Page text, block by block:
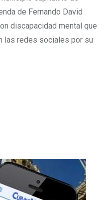
de Fernando David
discapacidad mental que
las redes sociales por su